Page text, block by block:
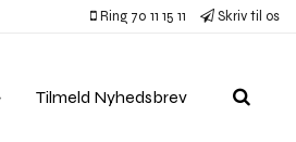
Ring 70 11 15 11 Skriv til os
Tilmeld Nyhedsbrev